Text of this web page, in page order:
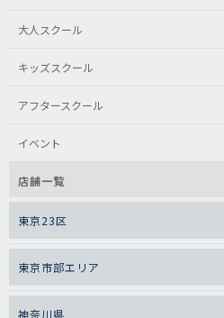
大人スクール
キッズスクール
アフタースクール
イベント
店舗一覧
東京23区
東京市部エリア
神奈川県